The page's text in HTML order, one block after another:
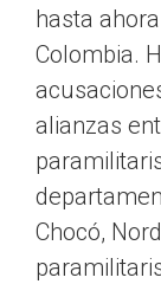
hasta
Colombia.
alianzas
Chocó,